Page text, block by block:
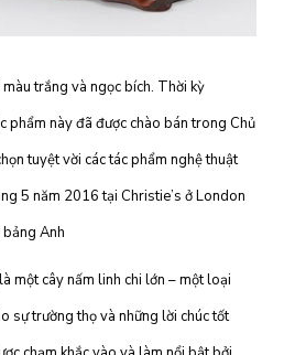
trắng và ngọc bích. Thời kỳ
này đã được chào bán trong Chủ
tuyệt vời các tác phẩm nghệ thuật
5 năm 2016 tại Christie’s ở London
Anh
một cây nấm linh chi lớn – một loại
sự trường thọ và những lời chúc tốt